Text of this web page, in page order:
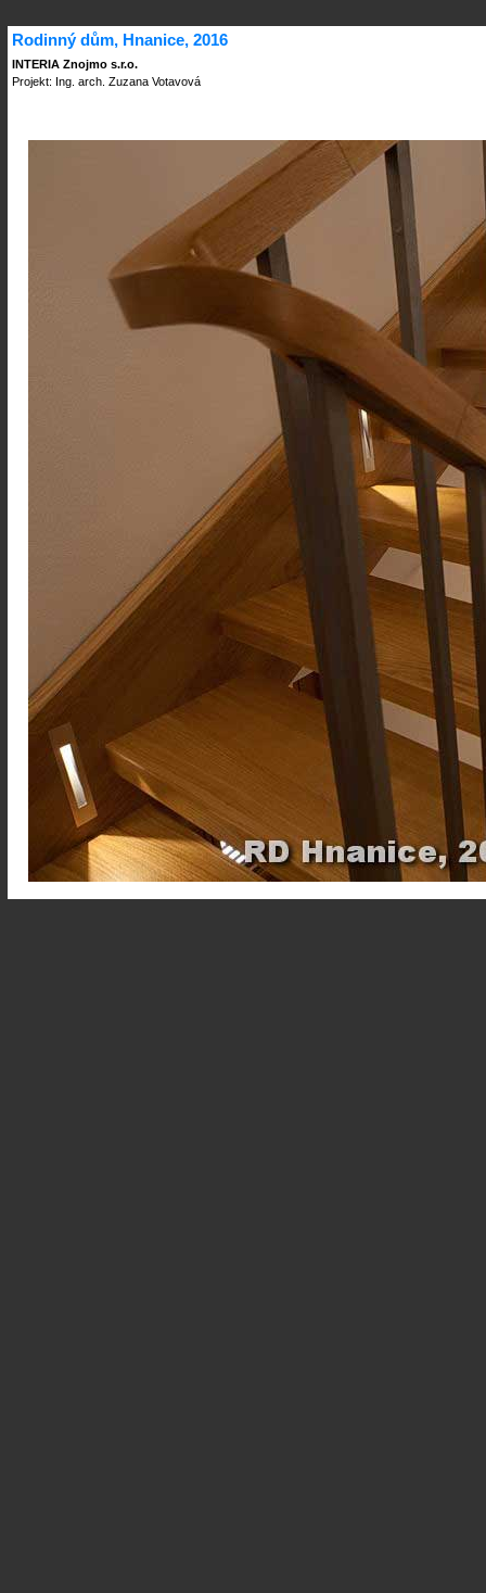
Rodinný dům, Hnanice, 2016
INTERIA Znojmo s.r.o.
Projekt: Ing. arch. Zuzana Votavová